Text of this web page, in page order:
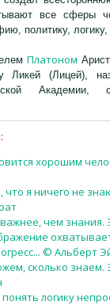
все сферы
политику, логику,
Платоном
Ликей (Лицей),
хорошим
что я ничего не
чем знания.
© Альберт
сколько знаем.
логику